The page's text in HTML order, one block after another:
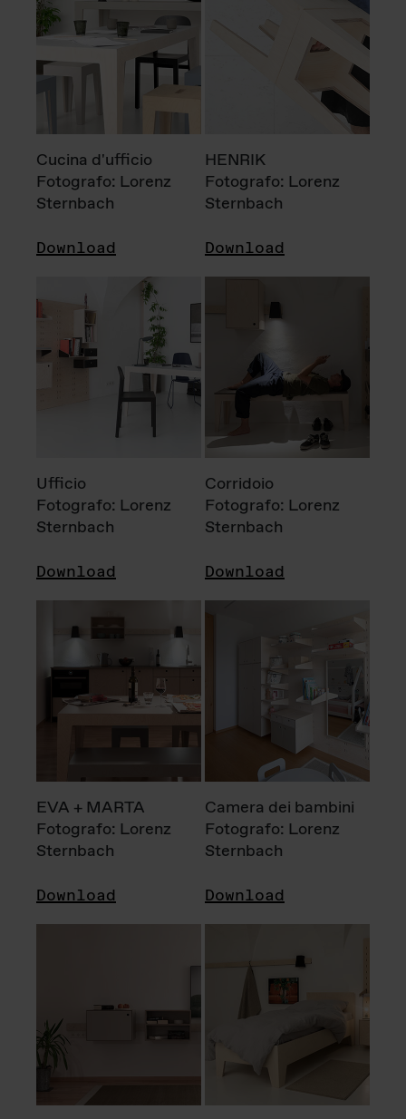
Cucina d'ufficio
Fotografo: Lorenz
Sternbach
Download
HENRIK
Fotografo: Lorenz
Sternbach
Download
Ufficio
Fotografo: Lorenz
Sternbach
Download
Corridoio
Fotografo: Lorenz
Sternbach
Download
EVA + MARTA
Fotografo: Lorenz
Sternbach
Download
Camera dei bambini
Fotografo: Lorenz
Sternbach
Download